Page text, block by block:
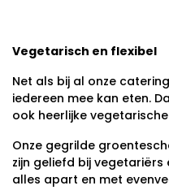
Vegetarisch en flexibel
Net als bij al onze
iedereen mee kan eten.
ook heerlijke
Onze gegrilde
zijn geliefd bij vegetariërs
alles apart en met